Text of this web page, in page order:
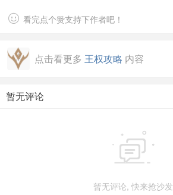
 看完点个赞支持下作者吧！
点击看更多 王权攻略 内容
暂无评论

暂无评论, 快来抢沙发